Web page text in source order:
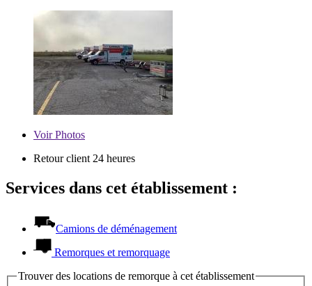
VoirPhotos
Retour client 24 heures
Services dans cet établissement :
Camions de déménagement
Remorques et remorquage
Trouver des locations de remorque à cet établissement